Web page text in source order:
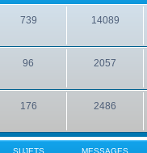
739 14089
96 2057
176 2486
SUJETS MESSAGES